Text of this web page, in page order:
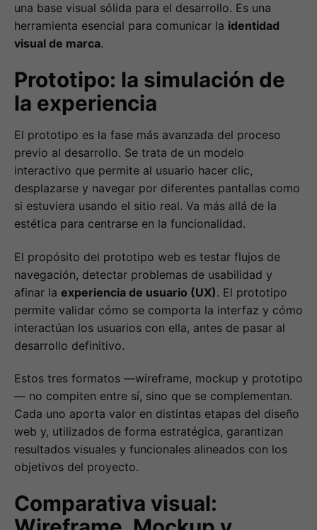
una base visual sólida para el desarrollo. Es una
herramienta esencial para comunicar la identidad
visual de marca.
Prototipo: la simulación de
la experiencia
El prototipo es la fase más avanzada del proceso
previo al desarrollo. Se trata de un modelo
interactivo que permite al usuario hacer clic,
desplazarse y navegar por diferentes pantallas como
si estuviera usando el sitio real. Va más allá de la
estética para centrarse en la funcionalidad.
El propósito del prototipo web es testar flujos de
navegación, detectar problemas de usabilidad y
afinar la experiencia de usuario (UX). El prototipo
permite validar cómo se comporta la interfaz y cómo
interactúan los usuarios con ella, antes de pasar al
desarrollo definitivo.
Estos tres formatos —wireframe, mockup y prototipo
— no compiten entre sí, sino que se complementan.
Cada uno aporta valor en distintas etapas del diseño
web y, utilizados de forma estratégica, garantizan
resultados visuales y funcionales alineados con los
objetivos del proyecto.
Comparativa visual: